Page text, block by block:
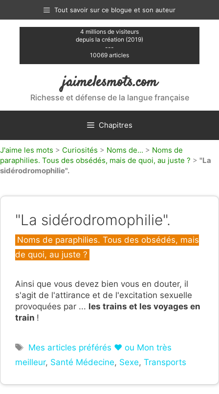
contenu
Tout savoir sur ce blogue et son auteur
4 millions de visiteurs
depuis la création (2019)
---
10069 articles
jaimelesmots.com
Richesse et défense de la langue française
Chapitres
J'aime les mots > Curiosités > Noms de... > Noms de
paraphilies. Tous des obsédés, mais de quoi, au juste ? > "La
sidérodromophilie".
"La sidérodromophilie".
Catégories
Noms de paraphilies. Tous des obsédés, mais
de quoi, au juste ?
Ainsi que vous devez bien vous en douter, il
s'agit de l'attirance et de l'excitation sexuelle
provoquées par ... les trains et les voyages en
train !
Étiquettes
Mes articles préférés ❤ ou Mon très
meilleur, Santé Médecine, Sexe, Transports